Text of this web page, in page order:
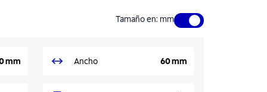
Tamaño en: mm
mm Ancho 60 mm